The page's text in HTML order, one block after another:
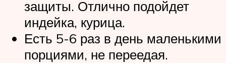
защиты. Отлично подойдет
индейка, курица.
Есть 5-6 раз в день маленькими
порциями, не переедая.